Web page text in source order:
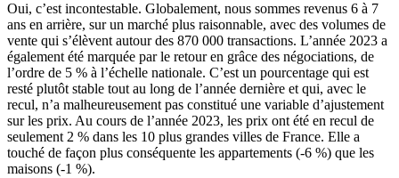
Oui, c’est incontestable. Globalement, nous sommes revenus 6 à 7
ans en arrière, sur un marché plus raisonnable, avec des volumes de
vente qui s’élèvent autour des 870 000 transactions. L’année 2023 a
également été marquée par le retour en grâce des négociations, de
l’ordre de 5 % à l’échelle nationale. C’est un pourcentage qui est
resté plutôt stable tout au long de l’année dernière et qui, avec le
recul, n’a malheureusement pas constitué une variable d’ajustement
sur les prix. Au cours de l’année 2023, les prix ont été en recul de
seulement 2 % dans les 10 plus grandes villes de France. Elle a
touché de façon plus conséquente les appartements (-6 %) que les
maisons (-1 %).